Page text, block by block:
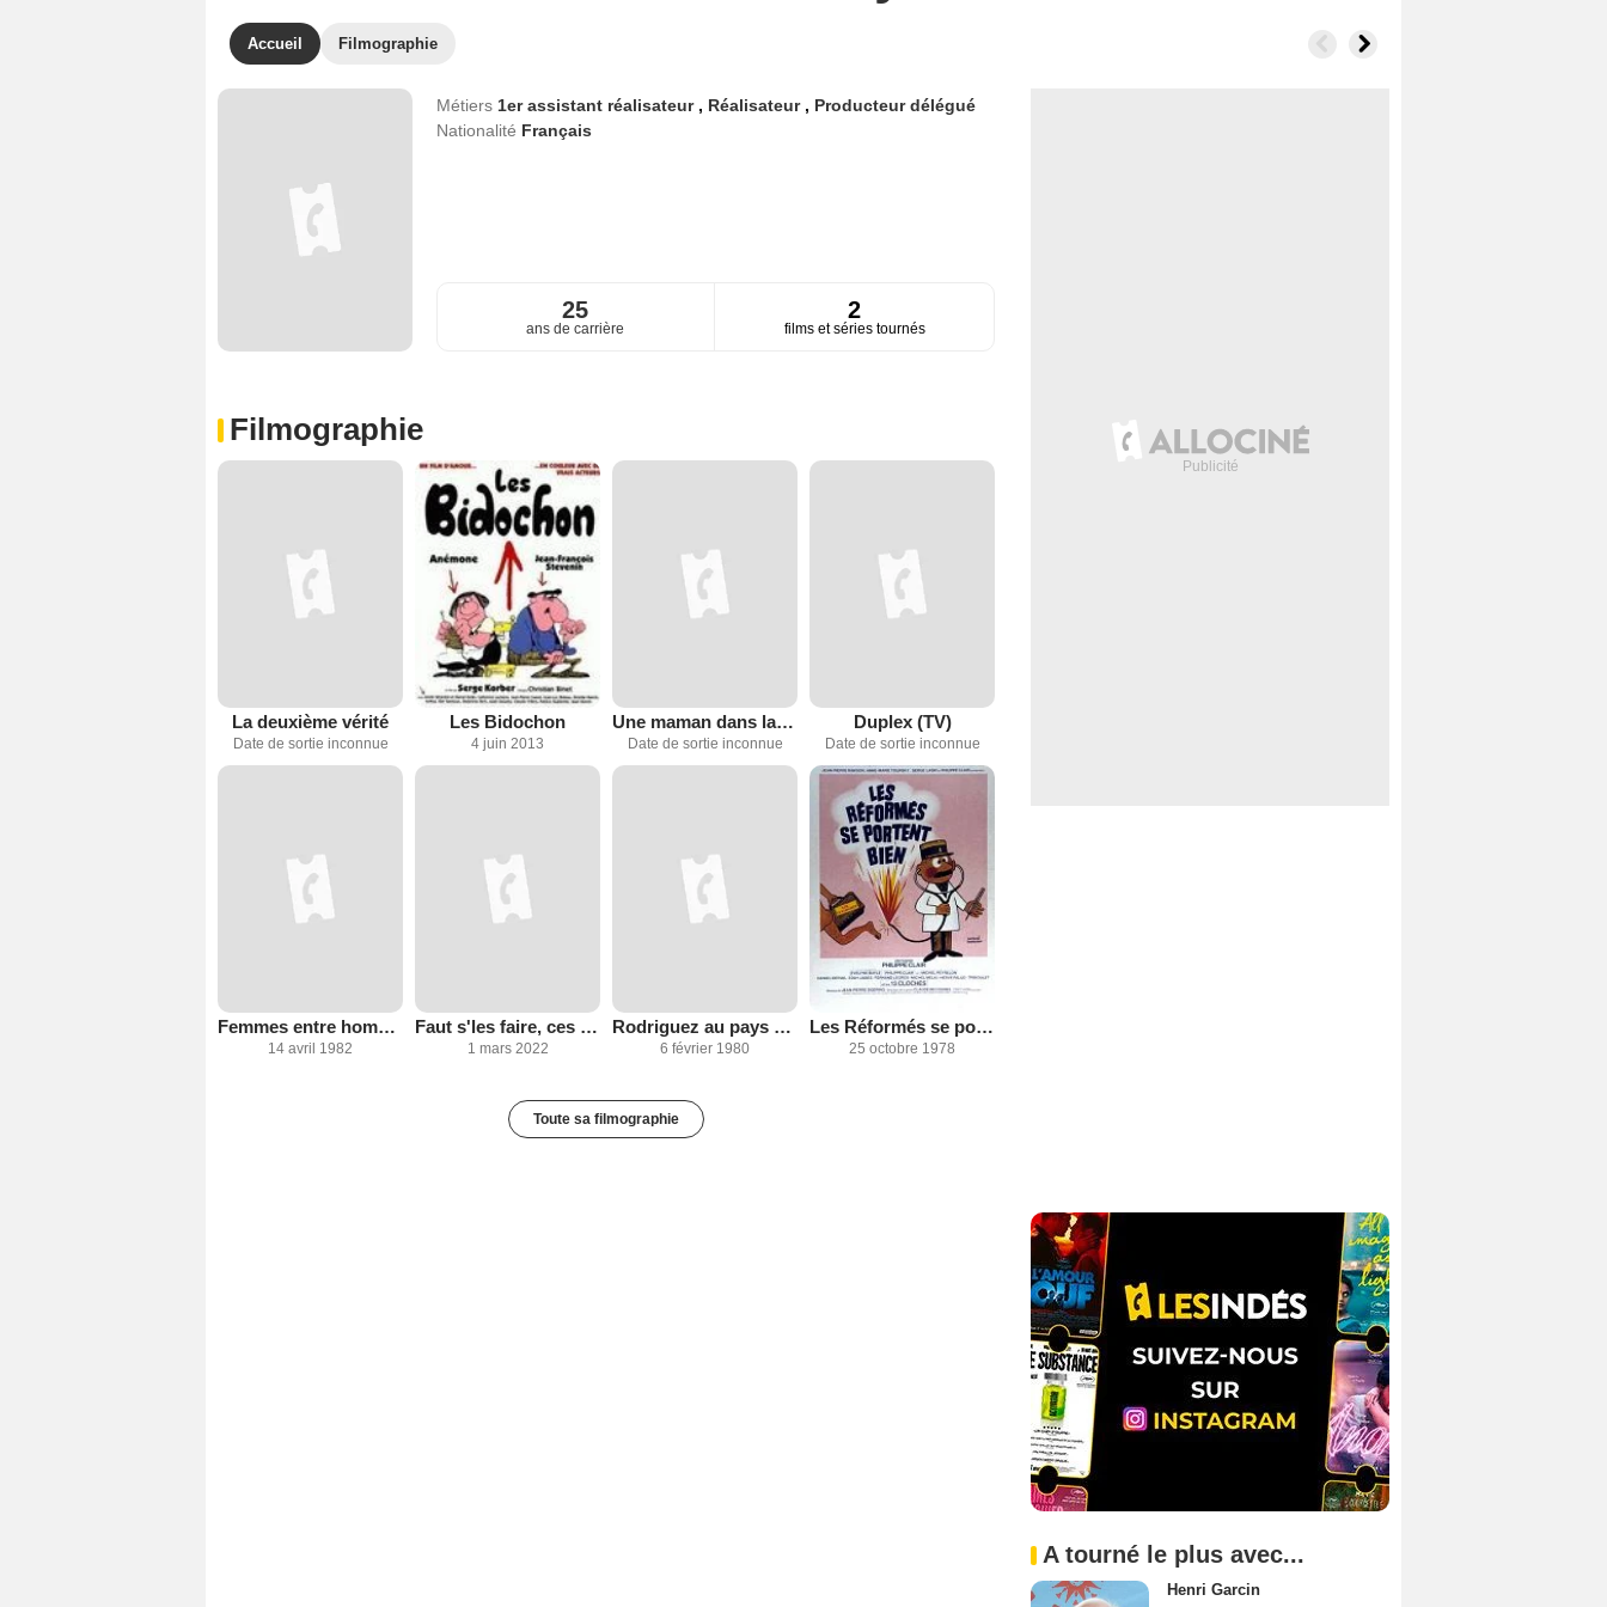
Accueil Filmographie
Métiers 1er assistant réalisateur , Réalisateur , Producteur délégué
Nationalité Français
25
ans de carrière
2
films et séries tournés
Filmographie
La deuxième vérité
Date de sortie inconnue
Les Bidochon
4 juin 2013
Une maman dans la ville (TV)
Date de sortie inconnue
Duplex (TV)
Date de sortie inconnue
Femmes entre hommes
14 avril 1982
Faut s'les faire, ces légionnaires
1 mars 2022
Rodriguez au pays des merguez
6 février 1980
Les Réformés se portent bien
25 octobre 1978
Toute sa filmographie
A tourné le plus avec...
Henri Garcin